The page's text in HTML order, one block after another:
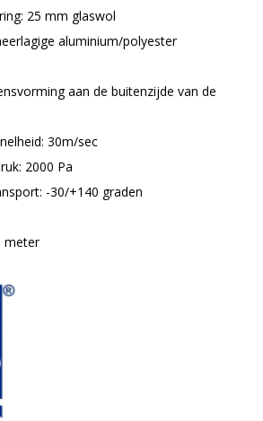
25 mm glaswol
aluminium/polyester
aan de buitenzijde van de
30m/sec
2000 Pa
-30/+140 graden
meter